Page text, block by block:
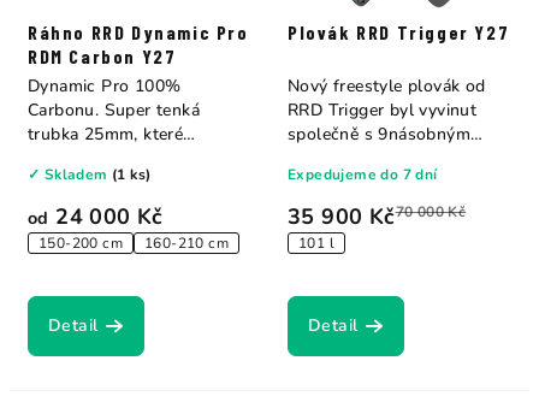
Ráhno RRD Dynamic Pro
RDM Carbon Y27
od 24 000 Kč
150-200 cm 160-210 cm
✓ Skladem (1 ks)
Detail
Dynamic Pro 100%
Carbonu. Super tenká
trubka 25mm, které
Plovák RRD Trigger Y27
35 900 Kč70 000 Kč
101 l
Expedujeme do 7 dní
Detail
Nový freestyle plovák od
RRD Trigger byl vyvinut
společně s 9násobným